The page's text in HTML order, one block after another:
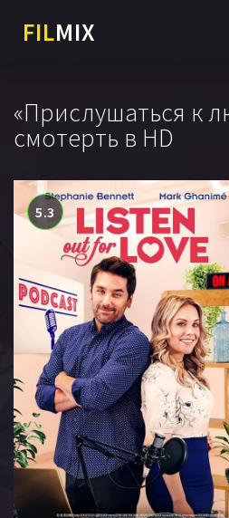
FILMIX
«Прислушаться к
смотерть в HD
5.3